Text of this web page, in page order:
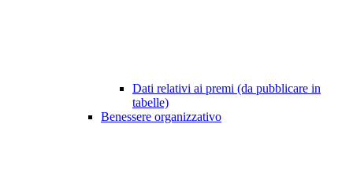
Dati relativi ai premi (da pubblicare in
tabelle)
Benessere organizzativo